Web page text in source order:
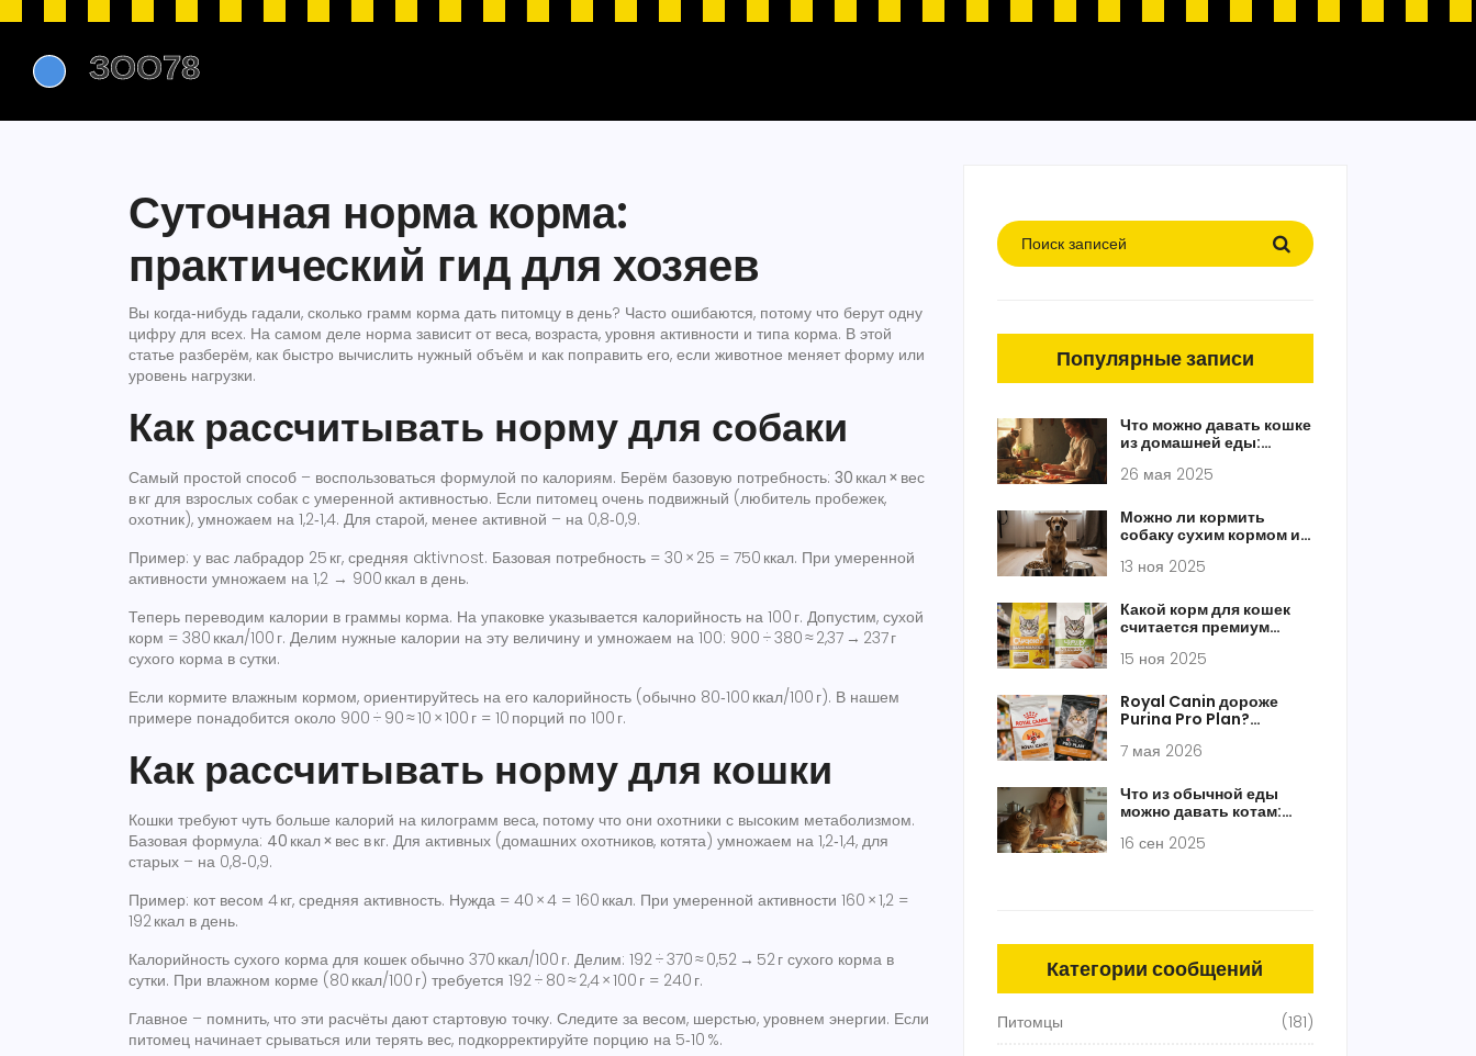
Суточная норма корма:
практический гид для хозяев
Вы когда‑нибудь гадали, сколько грамм корма дать питомцу в день? Часто ошибаются, потому что берут одну
цифру для всех. На самом деле норма зависит от веса, возраста, уровня активности и типа корма. В этой
статье разберём, как быстро вычислить нужный объём и как поправить его, если животное меняет форму или
уровень нагрузки.
Как рассчитывать норму для собаки
Самый простой способ – воспользоваться формулой по калориям. Берём базовую потребность: 30 ккал × вес
в кг для взрослых собак с умеренной активностью. Если питомец очень подвижный (любитель пробежек,
охотник), умножаем на 1,2‑1,4. Для старой, менее активной – на 0,8‑0,9.
Пример: у вас лабрадор 25 кг, средняя aktivnost. Базовая потребность = 30 × 25 = 750 ккал. При умеренной
активности умножаем на 1,2 → 900 ккал в день.
Теперь переводим калории в граммы корма. На упаковке указывается калорийность на 100 г. Допустим, сухой
корм = 380 ккал/100 г. Делим нужные калории на эту величину и умножаем на 100: 900 ÷ 380 ≈ 2,37 → 237 г
сухого корма в сутки.
Если кормите влажным кормом, ориентируйтесь на его калорийность (обычно 80‑100 ккал/100 г). В нашем
примере понадобится около 900 ÷ 90 ≈ 10 × 100 г = 10 порций по 100 г.
Как рассчитывать норму для кошки
Кошки требуют чуть больше калорий на килограмм веса, потому что они охотники с высоким метаболизмом.
Базовая формула: 40 ккал × вес в кг. Для активных (домашних охотников, котята) умножаем на 1,2‑1,4, для
старых – на 0,8‑0,9.
Пример: кот весом 4 кг, средняя активность. Нужда = 40 × 4 = 160 ккал. При умеренной активности 160 × 1,2 =
192 ккал в день.
Калорийность сухого корма для кошек обычно 370 ккал/100 г. Делим: 192 ÷ 370 ≈ 0,52 → 52 г сухого корма в
сутки. При влажном корме (80 ккал/100 г) требуется 192 ÷ 80 ≈ 2,4 × 100 г = 240 г.
Главное – помнить, что эти расчёты дают стартовую точку. Следите за весом, шерстью, уровнем энергии. Если
питомец начинает срываться или терять вес, подкорректируйте порцию на 5‑10 %.
Популярные записи
Что можно давать кошке
из домашней еды:
без ошибок
26 мая 2025
Можно ли кормить
собаку сухим кормом и
или рискованно?
13 ноя 2025
Какой корм для кошек
считается премиум
деле стоит за
15 ноя 2025
Royal Canin дороже
Purina Pro Plan?
и пользы для кошек в
7 мая 2026
Что из обычной еды
можно давать котам:
порции, как часто и что
16 сен 2025
Категории сообщений
Питомцы (181)